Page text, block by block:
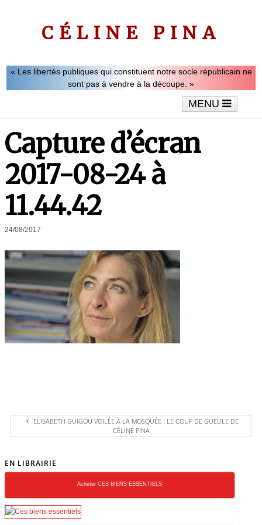
CÉLINE PINA
« Les libertés publiques qui constituent notre socle républicain ne
sont pas à vendre à la découpe. »
MENU
Interviews Vidéos Articles
Capture d’écran
2017-08-24 à
11.44.42
24/08/2017
ELISABETH GUIGOU VOILÉE À LA MOSQUÉE : LE COUP DE GUEULE DE
CÉLINE PINA
EN LIBRAIRIE
Acheter CES BIENS ESSENTIELS